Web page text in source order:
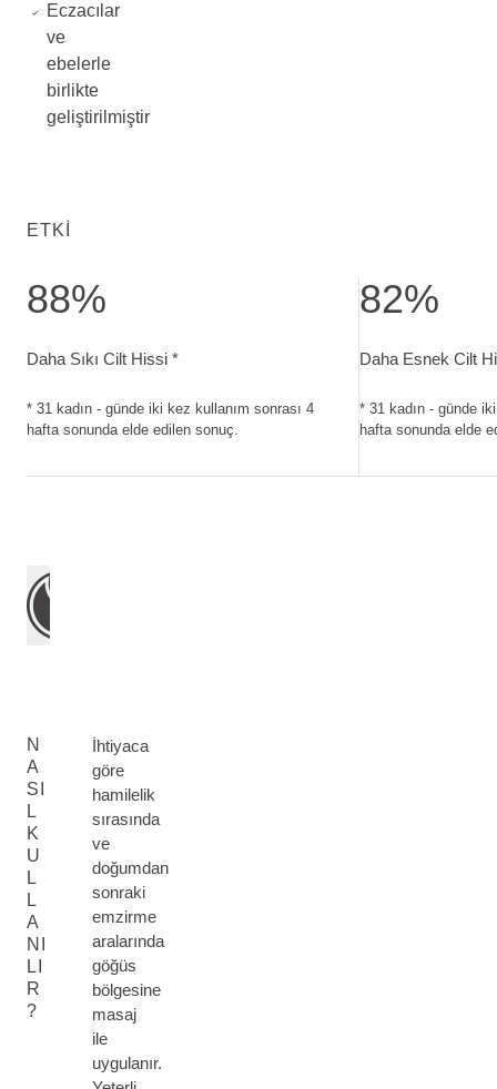
Eczacılar
ve
ebelerle
birlikte
geliştirilmiştir
ETKI
88%
Daha Sıkı Cilt Hissi *
* 31 kadın - günde iki kez kullanım sonrası 4
hafta sonunda elde edilen sonuç.
82%
Daha Esnek Cilt
* 31 kadın - günde
hafta sonunda elde
N
A
SI
L
K
U
L
L
A
NI
LI
R
?
İhtiyaca
göre
hamilelik
sırasında
ve
doğumdan
sonraki
emzirme
aralarında
göğüs
bölgesine
masaj
ile
uygulanır.